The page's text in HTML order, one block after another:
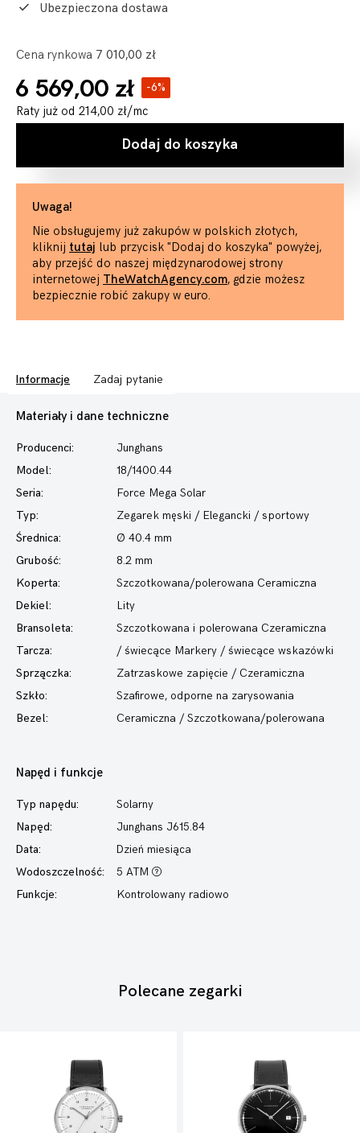
Ubezpieczona dostawa
Cena rynkowa 7 010,00 zł
6 569,00 zł -6%
Raty już od 214,00 zł/mc
Dodaj do koszyka
Uwaga!
Nie obsługujemy już zakupów w polskich złotych,
kliknij tutaj lub przycisk "Dodaj do koszyka" powyżej,
aby przejść do naszej międzynarodowej strony
internetowej TheWatchAgency.com, gdzie możesz
bezpiecznie robić zakupy w euro.
Informacje Zadaj pytanie
Materiały i dane techniczne
Producenci:
Junghans
Model:
18/1400.44
Seria:
Force Mega Solar
Typ:
Zegarek męski / Elegancki / sportowy
Średnica:
Ø 40.4 mm
Grubość:
8.2 mm
Koperta:
Szczotkowana/polerowana Ceramiczna
Dekiel:
Lity
Bransoleta:
Szczotkowana i polerowana Czeramiczna
Tarcza:
/ świecące Markery / świecące wskazówki
Sprzączka:
Zatrzaskowe zapięcie / Czeramiczna
Szkło:
Szafirowe, odporne na zarysowania
Bezel:
Ceramiczna / Szczotkowana/polerowana
Napęd i funkcje
Typ napędu:
Solarny
Napęd:
Junghans J615.84
Data:
Dzień miesiąca
Wodoszczelność:
5 ATM
Funkcje:
Kontrolowany radiowo
Polecane zegarki